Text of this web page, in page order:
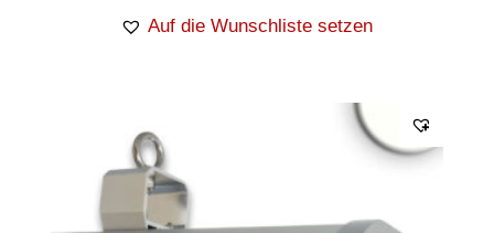
Auf die Wunschliste setzen